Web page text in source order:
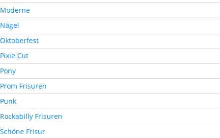
Moderne
Nägel
Oktoberfest
Pixie Cut
Pony
Prom Frisuren
Punk
Rockabilly Frisuren
Schöne Frisur